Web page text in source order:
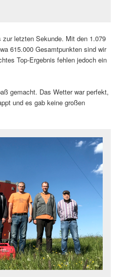
letzten Sekunde. Mit den 1.079
615.000 Gesamtpunkten sind wir
Top-Ergebnis fehlen jedoch ein
gemacht. Das Wetter war perfekt,
und es gab keine großen